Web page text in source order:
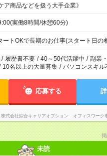
ア商品などを扱う大手企業》
実働8時間/休憩60分)
トOKで長期のお仕事(スタート日の
/ 履歴書不要 / 40～50代活躍中 / 副業
10名以上の大量募集 / パソコンスキル
応募する
株式会社綜合キャリアオプション オフィスワーク
未読